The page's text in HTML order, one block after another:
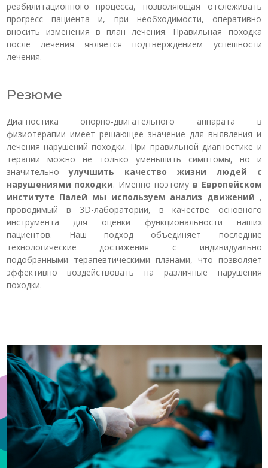
реабилитационного процесса, позволяющая отслеживать
прогресс пациента и, при необходимости, оперативно
вносить изменения в план лечения. Правильная походка
после лечения является подтверждением успешности
лечения.
Резюме
Диагностика опорно-двигательного аппарата в
физиотерапии имеет решающее значение для выявления и
лечения нарушений походки. При правильной диагностике и
терапии можно не только уменьшить симптомы, но и
значительноулучшить качество жизни людей с
нарушениями походки. Именно поэтому в Европейском
институте Палей мы используем анализ движений ,
проводимый в 3D-лаборатории, в качестве основного
инструмента для оценки функциональности наших
пациентов. Наш подход объединяет последние
технологические достижения с индивидуально
подобранными терапевтическими планами, что позволяет
эффективно воздействовать на различные нарушения
походки.